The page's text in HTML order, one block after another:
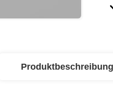
Produktbeschreibung